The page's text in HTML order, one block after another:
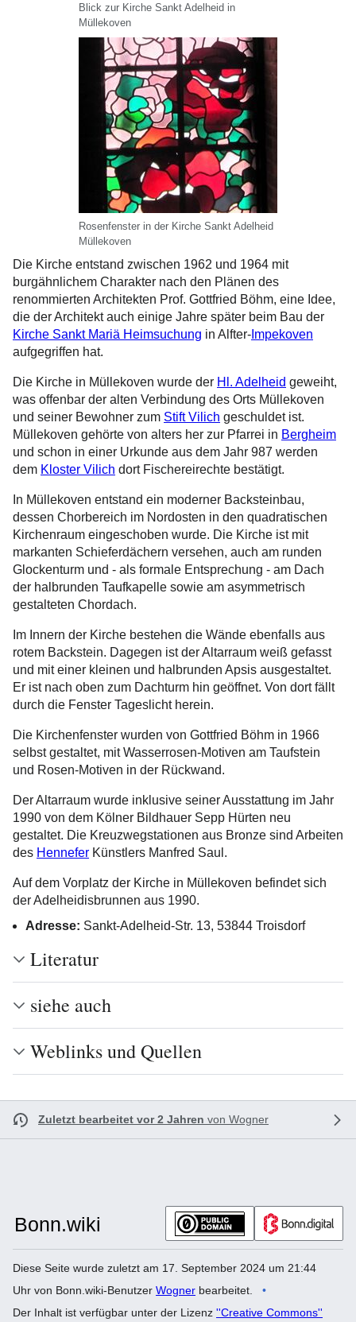
Blick zur Kirche Sankt Adelheid in
Müllekoven
Rosenfenster in der Kirche Sankt Adelheid
Müllekoven
Die Kirche entstand zwischen 1962 und 1964 mit
burgähnlichem Charakter nach den Plänen des
renommierten Architekten Prof. Gottfried Böhm, eine Idee,
die der Architekt auch einige Jahre später beim Bau der
Kirche Sankt Mariä Heimsuchung in Alfter- Impekoven
aufgegriffen hat.
Die Kirche in Müllekoven wurde der Hl. Adelheid geweiht,
was offenbar der alten Verbindung des Orts Müllekoven
und seiner Bewohner zum Stift Vilich geschuldet ist.
Müllekoven gehörte von alters her zur Pfarrei in Bergheim
und schon in einer Urkunde aus dem Jahr 987 werden
dem Kloster Vilich dort Fischereirechte bestätigt.
In Müllekoven entstand ein moderner Backsteinbau,
dessen Chorbereich im Nordosten in den quadratischen
Kirchenraum eingeschoben wurde. Die Kirche ist mit
markanten Schieferdächern versehen, auch am runden
Glockenturm und - als formale Entsprechung - am Dach
der halbrunden Taufkapelle sowie am asymmetrisch
gestalteten Chordach.
Im Innern der Kirche bestehen die Wände ebenfalls aus
rotem Backstein. Dagegen ist der Altarraum weiß gefasst
und mit einer kleinen und halbrunden Apsis ausgestaltet.
Er ist nach oben zum Dachturm hin geöffnet. Von dort fällt
durch die Fenster Tageslicht herein.
Die Kirchenfenster wurden von Gottfried Böhm in 1966
selbst gestaltet, mit Wasserrosen-Motiven am Taufstein
und Rosen-Motiven in der Rückwand.
Der Altarraum wurde inklusive seiner Ausstattung im Jahr
1990 von dem Kölner Bildhauer Sepp Hürten neu
gestaltet. Die Kreuzwegstationen aus Bronze sind Arbeiten
des Hennefer Künstlers Manfred Saul.
Auf dem Vorplatz der Kirche in Müllekoven befindet sich
der Adelheidisbrunnen aus 1990.
Adresse: Sankt-Adelheid-Str. 13, 53844 Troisdorf
Literatur
siehe auch
Weblinks und Quellen
Zuletzt bearbeitet vor 2 Jahren von Wogner
Diese Seite wurde zuletzt am 17. September 2024 um 21:44
Uhr von Bonn.wiki-Benutzer Wogner bearbeitet.
Der Inhalt ist verfügbar unter der Lizenz ''Creative Commons''